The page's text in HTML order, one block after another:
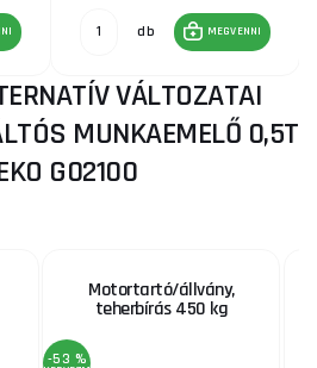
db MEGVENNI
VÁLTOZATAI
MUNKAEMELŐ 0,5T
G02100
Motortartó/állvány,
teherbírás 450 kg
-53 %